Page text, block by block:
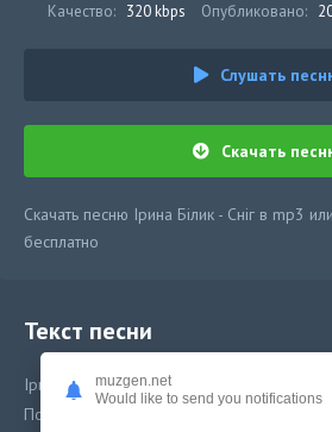
Качество: 320 kbps Опубликовано:
Слушать
Скачать
Скачать песню Ірина Білик - Сніг в mp3
бесплатно
Текст песни
Ірина Білик - Сніг
Почему так жесток снег, оставляет твои
muzgen.net
Would like to send you notifications